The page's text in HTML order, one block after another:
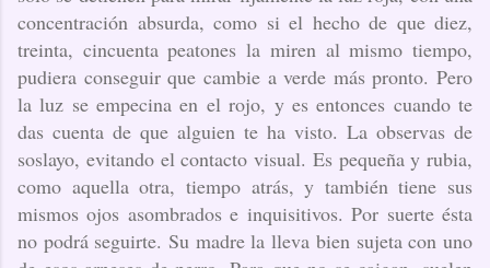
concentración absurda, como si el hecho de que diez,
treinta, cincuenta peatones la miren al mismo tiempo,
pudiera conseguir que cambie a verde más pronto. Pero
la luz se empecina en el rojo, y es entonces cuando te
das cuenta de que alguien te ha visto. La observas de
soslayo, evitando el contacto visual. Es pequeña y rubia,
como aquella otra, tiempo atrás, y también tiene sus
mismos ojos asombrados e inquisitivos. Por suerte ésta
no podrá seguirte. Su madre la lleva bien sujeta con uno